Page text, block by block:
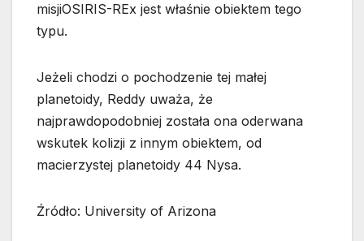
misjiOSIRIS-REx jest właśnie obiektem tego
typu.
Jeżeli chodzi o pochodzenie tej małej
planetoidy, Reddy uważa, że
najprawdopodobniej została ona oderwana
wskutek kolizji z innym obiektem, od
macierzystej planetoidy 44 Nysa.
Źródło: University of Arizona